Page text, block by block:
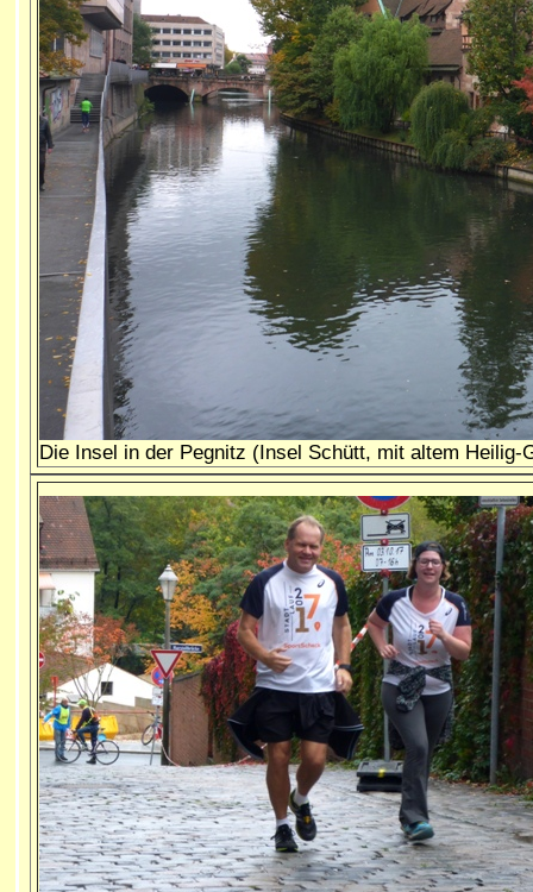
Die Insel in der Pegnitz (Insel Schütt, mit altem Heilig-